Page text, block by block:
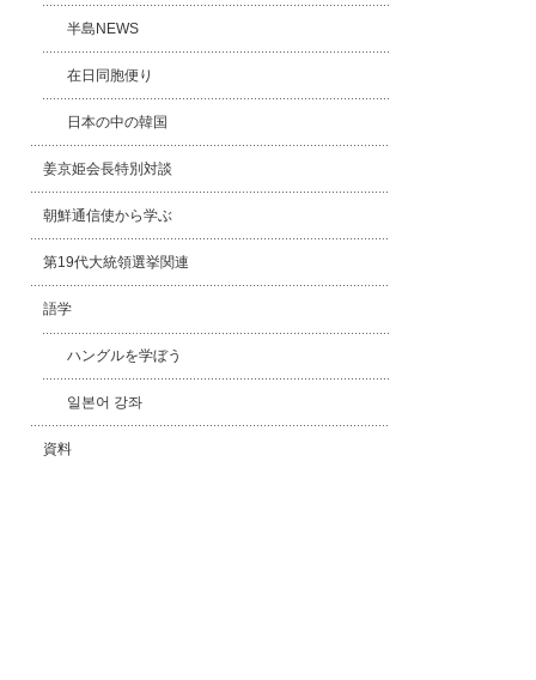
半島NEWS
在日同胞便り
日本の中の韓国
姜京姫会長特別対談
朝鮮通信使から学ぶ
第19代大統領選挙関連
語学
ハングルを学ぼう
일본어 강좌
資料